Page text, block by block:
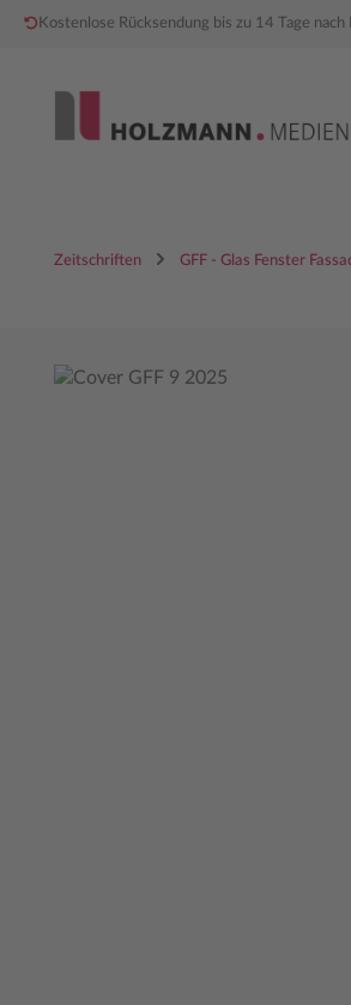
Kostenlose Rücksendung bis zu 14 Tage nach
Zeitschriften GFF - Glas Fenster
Bildergalerie überspringen